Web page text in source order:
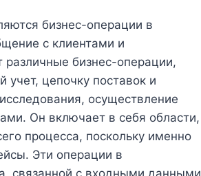
бизнес-операции в
с клиентами и
бизнес-операции,
учет, цепочку поставок и
осуществление
Он включает в себя области,
процесса, поскольку именно
Эти операции в
связанной с входными данными